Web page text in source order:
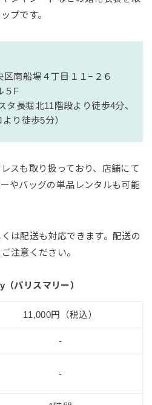
プです。
区南船場４丁目１１−２６
５F
タ長堀北11階段より徒歩4分、
り徒歩5分）
スも取り扱っており、店舗にて
やバッグの単品レンタルも可能
は配送も対応できます。配送の
注意ください。
パリスマリー）
11,000円（税込）
-
-